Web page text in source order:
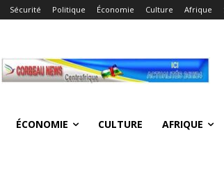
Sécurité Politique Économie Culture Afrique
ÉCONOMIE CULTURE AFRIQUE